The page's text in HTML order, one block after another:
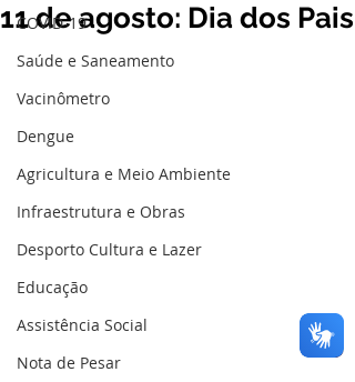
COVID-19
Saúde e Saneamento
Vacinômetro
Dengue
Agricultura e Meio Ambiente
Infraestrutura e Obras
Desporto Cultura e Lazer
Educação
Assistência Social
Nota de Pesar
11 de agosto: Dia dos Pais